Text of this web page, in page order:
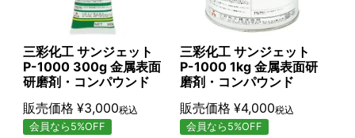
三彩化工 サンジェット
P-1000 300g 金属表面
研磨剤・コンパウンド
販売価格 ¥3,000税込
会員なら5%OFF
三彩化工 サンジェット
P-1000 1kg 金属表面研
磨剤・コンパウンド
販売価格 ¥4,000税込
会員なら5%OFF